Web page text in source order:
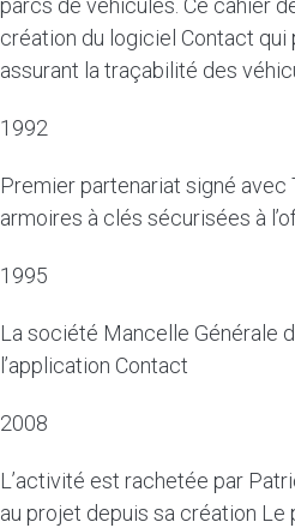
parcs de véhicules. Ce cahier
création du logiciel Contact qui
assurant la traçabilité des
1992
Premier partenariat signé avec
armoires à clés sécurisées à
1995
La société Mancelle Générale
l’application Contact
2008
L’activité est rachetée par
au projet depuis sa création Le